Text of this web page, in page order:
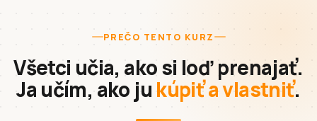
PREČO TENTO KURZ
Všetci učia, ako si loď prenajať.
Ja učím, ako ju kúpiť a vlastniť.